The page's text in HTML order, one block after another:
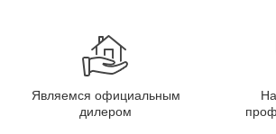
Являемся официальным
дилером